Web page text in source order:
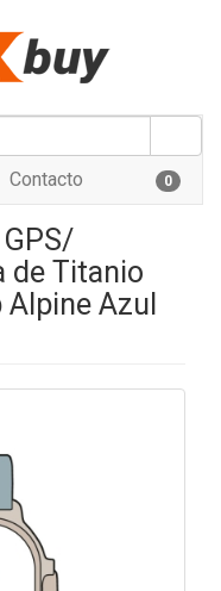
Contacto 0
de Titanio
Azul